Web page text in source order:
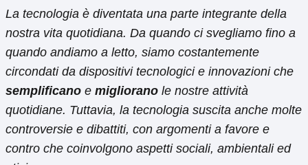
La tecnologia è diventata una parte integrante della
nostra vita quotidiana. Da quando ci svegliamo fino a
quando andiamo a letto, siamo costantemente
circondati da dispositivi tecnologici e innovazioni che
semplificano e migliorano le nostre attività
quotidiane. Tuttavia, la tecnologia suscita anche molte
controversie e dibattiti, con argomenti a favore e
contro che coinvolgono aspetti sociali, ambientali ed